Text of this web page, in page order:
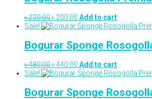
৳220.00Original
price
৳ 220.00.
৳ 200.00 Current
price
Add to cart
Sale!
Bogurar Sponge Rosogolla
৳480.00Original
price
was:
৳ 480.00.
৳440.00 Current
price
is:
Add to cart
Sale!
Bogurar Sponge Rosogolla